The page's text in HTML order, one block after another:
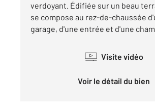
verdoyant. Édifiée sur un beau
se compose au rez-de-chaussée
garage, d'une entrée et d'une
Visite vidéo
Voir le détail du bien